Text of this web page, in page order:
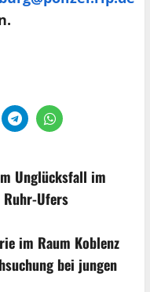
Unglücksfall im
Ruhr-Ufers
im Raum Koblenz
bei jungen